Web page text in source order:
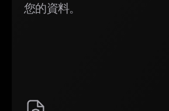
您的資料。